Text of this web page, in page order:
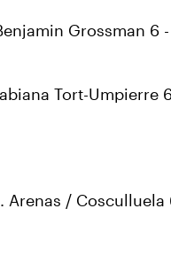
Grossman 6
Tort-Umpierre
Arenas / Cosculluela